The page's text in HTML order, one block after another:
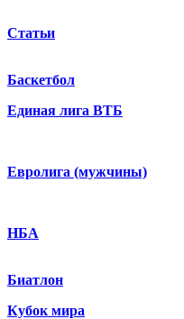
Статьи
Баскетбол
Единая лига ВТБ
Евролига (мужчины)
НБА
Биатлон
Кубок мира